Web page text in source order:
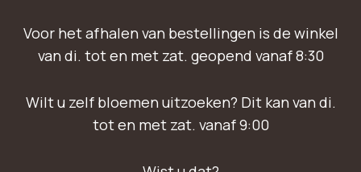
Voor het afhalen van bestellingen is de winkel
van di. tot en met zat. geopend vanaf 8:30
Wilt u zelf bloemen uitzoeken? Dit kan van di.
tot en met zat. vanaf 9:00